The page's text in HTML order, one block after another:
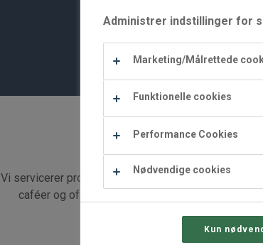
For
Vi servicerer professionelle kunder i hele landet,
caféer og offentlige institutioner m.fl. Vi tilbyder
Du finder vores
Administrer indstillinger for
Marketing/Målrettede
Funktionelle cookies
Performance Cookies
Nødvendige cookies
Kun